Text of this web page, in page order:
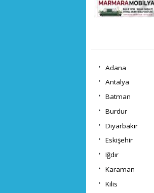
Adana
Antalya
Batman
Burdur
Diyarbakır
Eskişehir
Iğdır
Karaman
Kilis